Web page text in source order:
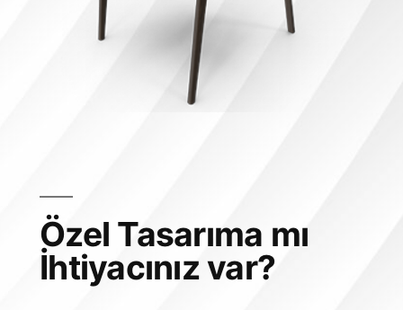
Özel Tasarıma mı
İhtiyacınız var?